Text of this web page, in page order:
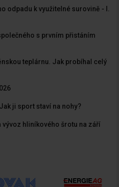
odpadu k využitelné surovině - I.
s prvním přistáním
teplárnu. Jak probíhal celý
ji sport staví na nohy?
hliníkového šrotu na září